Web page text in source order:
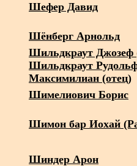
Шефер Давид
Шёнберг Арнольд
Шильдкраут Джозеф
Шильдкраут
Максимилиан (отец)
Шимелиович Борис
Шимон бар Иохай
Шиндер Арон